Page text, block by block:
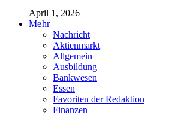
April 1, 2026
Mehr
Nachricht
Aktienmarkt
Allgemein
Ausbildung
Bankwesen
Essen
Favoriten der Redaktion
Finanzen